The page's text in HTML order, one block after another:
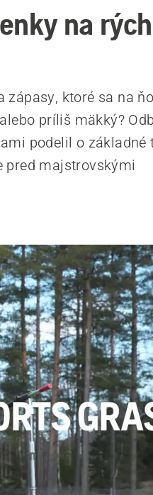
na
ktoré sa na
príliš mäkký?
podelil o základné
pred majstrovskými